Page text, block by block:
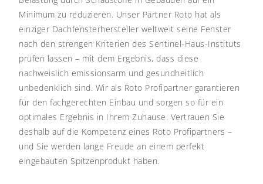
Minimum zu reduzieren. Unser Partner Roto hat als
einziger Dachfensterhersteller weltweit seine Fenster
nach den strengen Kriterien des Sentinel-Haus-Instituts
prüfen lassen – mit dem Ergebnis, dass diese
nachweislich emissionsarm und gesundheitlich
unbedenklich sind. Wir als Roto Profipartner garantieren
für den fachgerechten Einbau und sorgen so für ein
optimales Ergebnis in Ihrem Zuhause. Vertrauen Sie
deshalb auf die Kompetenz eines Roto Profipartners –
und Sie werden lange Freude an einem perfekt
eingebauten Spitzenprodukt haben.